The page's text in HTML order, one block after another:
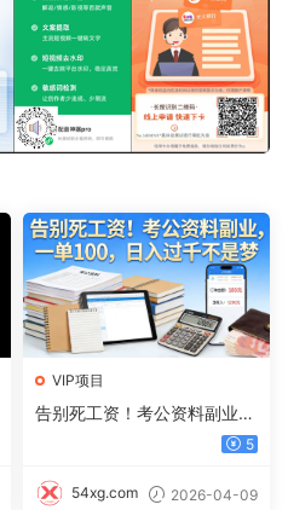
VIP项目
告别死工资！考公资料副业，
一单 100，日入过千不是梦 5
54xg.com 2026-04-09